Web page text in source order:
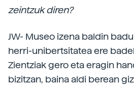
zeintzuk diren?
JW- Museo izena baldin
herri-unibertsitatea ere
Zientziak gero eta eragin
bizitzan, baina aldi berean